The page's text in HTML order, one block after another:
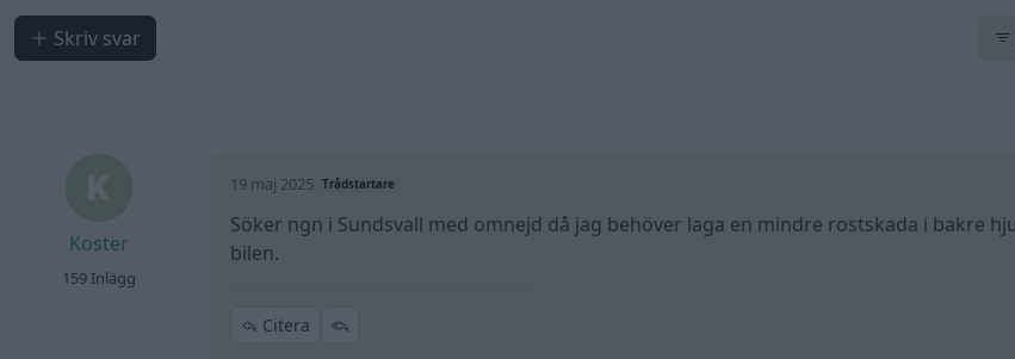
Skriv svar
Koster
159 Inlägg
19 maj 2025 Trådstartare
Söker ngn i Sundsvall med omnejd då jag behöver laga en mindre rostskada i bakre
bilen.
Citera